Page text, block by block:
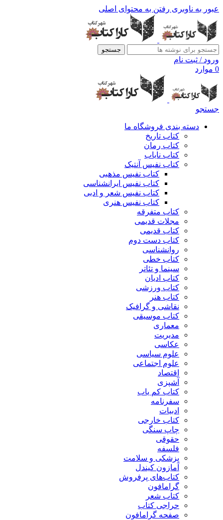
عبور به ناوبری رفتن به محتوای اصلی
جستجو
ورود / ثبت نام
0 موارد
جستجو
دسته بندی فروشگاه ما
کتاب تاریخ
کتاب رمان
کتاب نایاب
کتاب نفیس آنتیک
کتاب نفیس مذهبی
کتاب نفیس ایرانشناسی
کتاب نفیس شعر و ادبی
کتاب نفیس هنری
کتاب متفرقه
مجلات قدیمی
کتاب قدیمی
کتاب دست دوم
روانشناسی
کتاب خطی
سینما و تئاتر
کتاب ادیان
کتاب ورزشی
کتاب هنر
نقاشی و گرافیک
کتاب موسیقی
معماری
مدیریت
عکاسی
علوم سیاسی
علوم اجتماعی
اقتصاد
آشپزی
کتاب کم یاب
سفرنامه
ادبیات
کتاب خارجی
چاپ سنگی
حقوقی
فلسفه
پزشکی و سلامت
آمازون کیندل
کتاب‌های پرفروش
گرامافون
کتاب شعر
حراجی کتاب
صفحه گرامافون